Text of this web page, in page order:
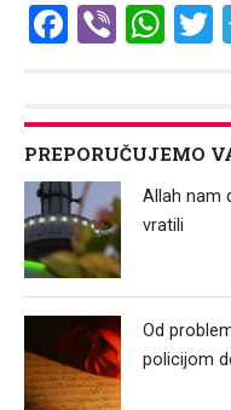
Viber
PREPORUČUJEMO
Allah nam
vratili
Od
policijom